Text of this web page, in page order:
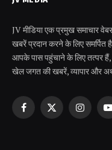
JV मीडिया एक प्रमुख समाचार
खबरें प्रदान करने के लिए समर्पित
आपके पास पहुंचाने के लिए तत्पर हैं,
खेल जगत की खबरें, व्यापार और
Facebook
X